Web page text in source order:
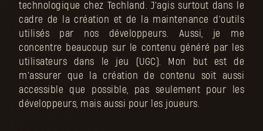
technologique chez Techland. J'agis surtout dans le
cadre de la création et de la maintenance d'outils
utilisés par nos développeurs. Aussi, je me
concentre beaucoup sur le contenu généré par les
utilisateurs dans le jeu (UGC). Mon but est de
m'assurer que la création de contenu soit aussi
accessible que possible, pas seulement pour les
développeurs, mais aussi pour les joueurs.